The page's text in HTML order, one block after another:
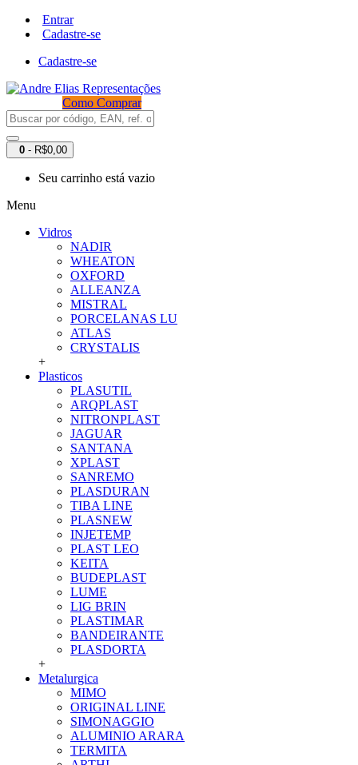
Entrar
Cadastre-se
Cadastre-se
Como Comprar
0 - R$0,00
Seu carrinho está vazio
Menu
Vidros
NADIR
WHEATON
OXFORD
ALLEANZA
MISTRAL
PORCELANAS LU
ATLAS
CRYSTALIS
+
Plasticos
PLASUTIL
ARQPLAST
NITRONPLAST
JAGUAR
SANTANA
XPLAST
SANREMO
PLASDURAN
TIBA LINE
PLASNEW
INJETEMP
PLAST LEO
KEITA
BUDEPLAST
LUME
LIG BRIN
PLASTIMAR
BANDEIRANTE
PLASDORTA
+
Metalurgica
MIMO
ORIGINAL LINE
SIMONAGGIO
ALUMINIO ARARA
TERMITA